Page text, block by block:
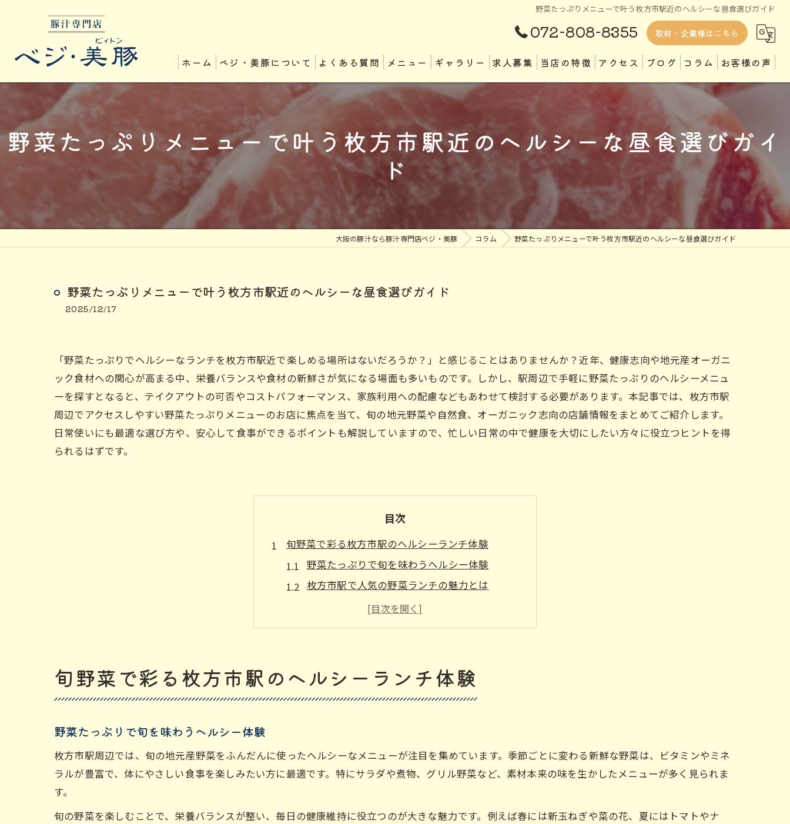
野菜たっぷりメニューで叶う枚方市駅近のヘルシーな昼食選びガイド
072-808-8355 取材・企業様はこちら
ホーム ベジ・美豚について よくある質問 メニュー ギャラリー 求人募集 当店の特徴
テイクアウト
専門店
定食
アクセス ブログ コラム お客様の声
野菜たっぷりメニューで叶う枚方市駅近のヘルシーな昼食選びガイ
ド
大阪の豚汁なら豚汁専門店ベジ・美豚 コラム 野菜たっぷりメニューで叶う枚方市駅近のヘルシーな昼食選びガイド
野菜たっぷりメニューで叶う枚方市駅近のヘルシーな昼食選びガイド
2025/12/17
「野菜たっぷりでヘルシーなランチを枚方市駅近で楽しめる場所はないだろうか？」と感じることはありませんか？近年、健康志向や地元産オーガニ
ック食材への関心が高まる中、栄養バランスや食材の新鮮さが気になる場面も多いものです。しかし、駅周辺で手軽に野菜たっぷりのヘルシーメニュ
ーを探すとなると、テイクアウトの可否やコストパフォーマンス、家族利用への配慮などもあわせて検討する必要があります。本記事では、枚方市駅
周辺でアクセスしやすい野菜たっぷりメニューのお店に焦点を当て、旬の地元野菜や自然食、オーガニック志向の店舗情報をまとめてご紹介します。
日常使いにも最適な選び方や、安心して食事ができるポイントも解説していますので、忙しい日常の中で健康を大切にしたい方々に役立つヒントを得
られるはずです。
目次
旬野菜で彩る枚方市駅のヘルシーランチ体験
野菜たっぷりで旬を味わうヘルシー体験
枚方市駅で人気の野菜ランチの魅力とは
野菜たっぷりランチが支持される理由
地元産野菜を楽しむおすすめランチ選び
野菜たっぷり派におすすめの健康的な昼食選び
野菜たっぷりの昼食で栄養バランスを考える
枚方市駅で探す理想のヘルシーランチ
野菜たっぷりメニューの隠れた魅力に注目
野菜たっぷり自然食ランチの魅力を解説
旬野菜で彩る枚方市駅のヘルシーランチ体験
野菜たっぷりで旬を味わうヘルシー体験
枚方市駅周辺では、旬の地元産野菜をふんだんに使ったヘルシーなメニューが注目を集めています。季節ごとに変わる新鮮な野菜は、ビタミンやミネ
ラルが豊富で、体にやさしい食事を楽しみたい方に最適です。特にサラダや煮物、グリル野菜など、素材本来の味を生かしたメニューが多く見られま
す。
旬の野菜を楽しむことで、栄養バランスが整い、毎日の健康維持に役立つのが大きな魅力です。例えば春には新玉ねぎや菜の花、夏にはトマトやナ